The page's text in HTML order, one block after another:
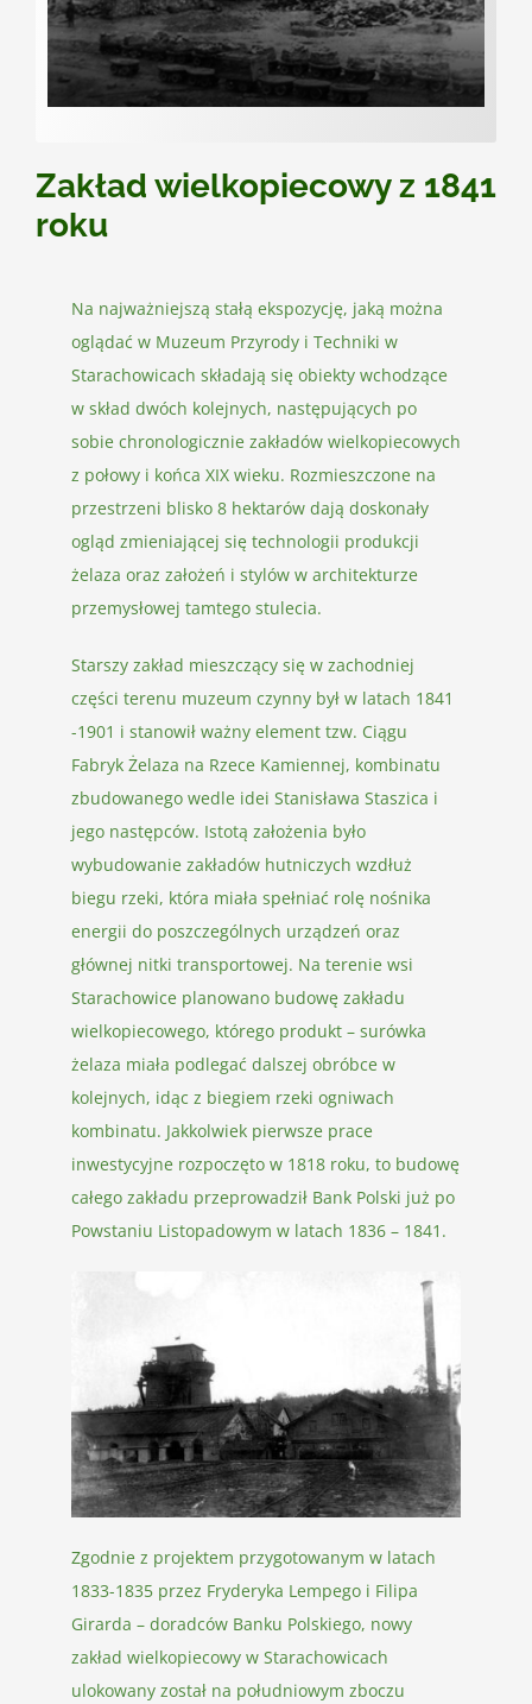
Kontakt
Zakład wielkopiecowy z 1841
roku
Na najważniejszą stałą ekspozycję, jaką można
oglądać w Muzeum Przyrody i Techniki w
Starachowicach składają się obiekty wchodzące
w skład dwóch kolejnych, następujących po
sobie chronologicznie zakładów wielkopiecowych
z połowy i końca XIX wieku. Rozmieszczone na
przestrzeni blisko 8 hektarów dają doskonały
ogląd zmieniającej się technologii produkcji
żelaza oraz założeń i stylów w architekturze
przemysłowej tamtego stulecia.
Starszy zakład mieszczący się w zachodniej
części terenu muzeum czynny był w latach 1841
-1901 i stanowił ważny element tzw. Ciągu
Fabryk Żelaza na Rzece Kamiennej, kombinatu
zbudowanego wedle idei Stanisława Staszica i
jego następców. Istotą założenia było
wybudowanie zakładów hutniczych wzdłuż
biegu rzeki, która miała spełniać rolę nośnika
energii do poszczególnych urządzeń oraz
głównej nitki transportowej. Na terenie wsi
Starachowice planowano budowę zakładu
wielkopiecowego, którego produkt – surówka
żelaza miała podlegać dalszej obróbce w
kolejnych, idąc z biegiem rzeki ogniwach
kombinatu. Jakkolwiek pierwsze prace
inwestycyjne rozpoczęto w 1818 roku, to budowę
całego zakładu przeprowadził Bank Polski już po
Powstaniu Listopadowym w latach 1836 – 1841.
Zgodnie z projektem przygotowanym w latach
1833-1835 przez Fryderyka Lempego i Filipa
Girarda – doradców Banku Polskiego, nowy
zakład wielkopiecowy w Starachowicach
ulokowany został na południowym zboczu